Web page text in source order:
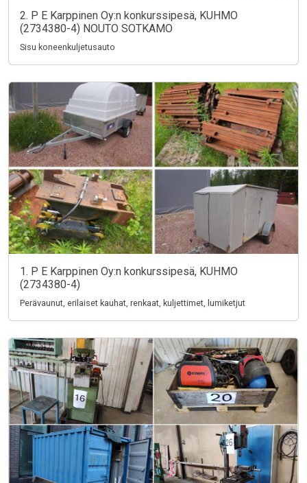
2. P E Karppinen Oy:n konkurssipesä, KUHMO
(2734380-4) NOUTO SOTKAMO
Sisu koneenkuljetusauto
1. P E Karppinen Oy:n konkurssipesä, KUHMO
(2734380-4)
Perävaunut, erilaiset kauhat, renkaat, kuljettimet, lumiketjut